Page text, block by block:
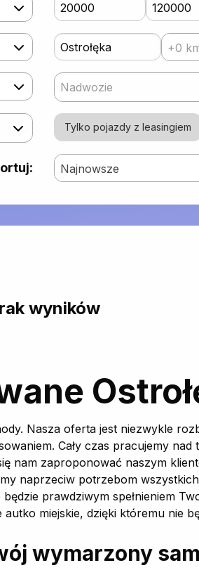
+0
Nadwozie
Tylko pojazdy z leasingiem
Najnowsze
wyników
Nasza oferta jest niezwykle
Cały czas pracujemy
nam zaproponować naszym
naprzeciw potrzebom
prawdziwym spełnieniem
miejskie, dzięki któremu nie
wymarzony